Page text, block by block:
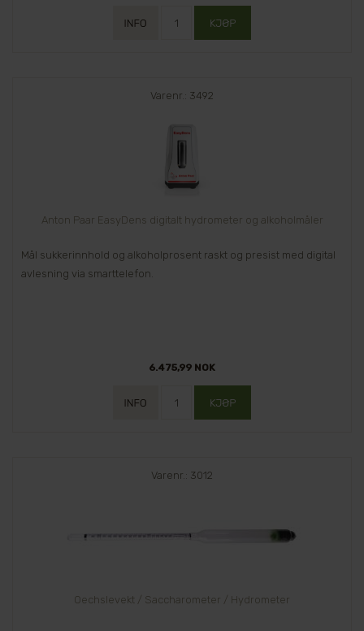
Varenr.: 3492
Anton Paar EasyDens digitalt hydrometer og alkoholmåler
Mål sukkerinnhold og alkoholprosent raskt og presist med digital
avlesning via smarttelefon.
6.475,99 NOK
Varenr.: 3012
Oechslevekt / Saccharometer / Hydrometer